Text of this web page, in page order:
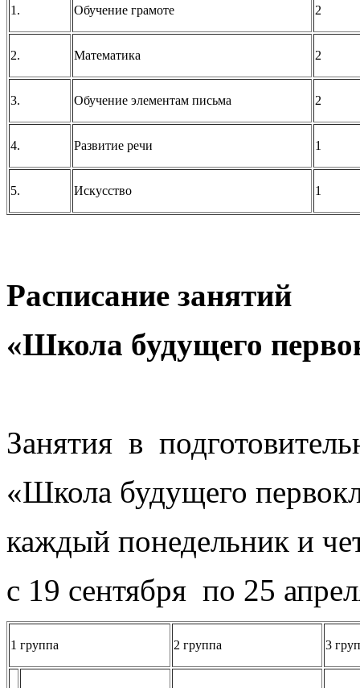
1. Обучение грамоте 2
2. Математика 2
3. Обучение элементам письма 2
4. Развитие речи 1
5. Искусство 1
Расписание занятий
«Школа будущего
Занятия в
«Школа будущего
каждый понедельник и
с 19 сентября по 25
1 группа 2 группа 3